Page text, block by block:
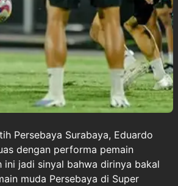
Persebaya Surabaya, Eduardo
dengan performa pemain
ini jadi sinyal bahwa dirinya bakal
muda Persebaya di Super